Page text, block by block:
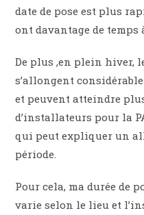
date de pose est plus
ont davantage de temps
De plus ,en plein hiver,
s’allongent
et peuvent atteindre
d’installateurs pour la
qui peut expliquer un
période.
Pour cela, ma durée de
varie selon le lieu et